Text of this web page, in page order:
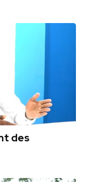
des